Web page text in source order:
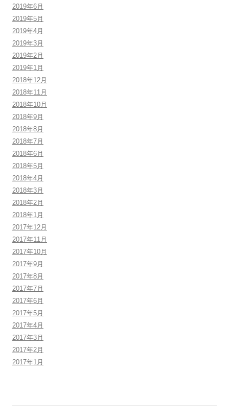
2019年6月
2019年5月
2019年4月
2019年3月
2019年2月
2019年1月
2018年12月
2018年11月
2018年10月
2018年9月
2018年8月
2018年7月
2018年6月
2018年5月
2018年4月
2018年3月
2018年2月
2018年1月
2017年12月
2017年11月
2017年10月
2017年9月
2017年8月
2017年7月
2017年6月
2017年5月
2017年4月
2017年3月
2017年2月
2017年1月